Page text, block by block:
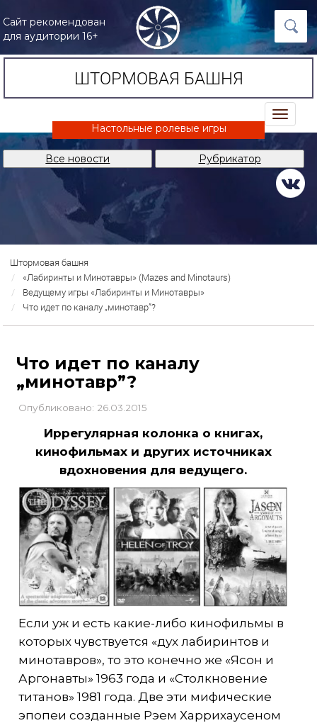
Сайт рекомендован
для аудитории 16+
ШТОРМОВАЯ БАШНЯ
trk
Настольные ролевые игры
Все новости Рубрикатор
Штормовая башня
«Лабиринты и Минотавры» (Mazes and Minotaurs)
Ведущему игры «Лабиринты и Минотавры»
Что идет по каналу „минотавр”?
Что идет по каналу
„минотавр”?
Опубликовано: 26.03.2015
Иррегулярная колонка о книгах,
кинофильмах и других источниках
вдохновения для ведущего.
Если уж и есть какие-либо кинофильмы в
которых чувствуется «дух лабиринтов и
минотавров», то это конечно же «Ясон и
Аргонавты» 1963 года и «Столкновение
титанов» 1981 года. Две эти мифические
эпопеи созданные Рэем Харрихаусеном